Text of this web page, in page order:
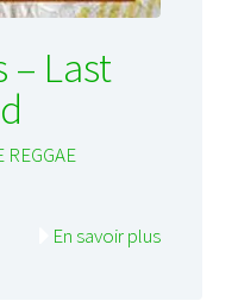
– Last
En savoir plus